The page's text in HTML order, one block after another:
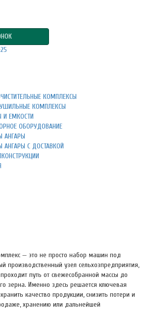
КОМПЛЕКСЫ
КОМПЛЕКСЫ
И ЕМКОСТИ
ОБОРУДОВАНИЕ
АНГАРЫ
АНГАРЫ С ДОСТАВКОЙ
— это не просто набор машин под
производственный узел сельхозпредприятия,
путь от свежесобранной массы до
зерна. Именно здесь решается ключевая
качество продукции, снизить потери и
хранению или дальнейшей